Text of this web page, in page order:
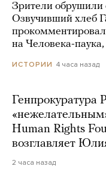
Зрители обрушили
Озвучивший хлеб
на Человека-
ИСТОРИИ 4 часа назад
Генпрокуратура
Human Rights
возглавляет
2 часа назад